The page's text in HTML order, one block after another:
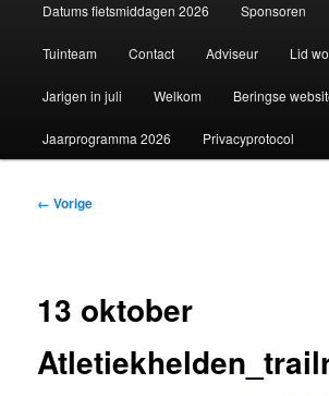
Datums fietsmiddagen 2026 Sponsoren
Tuinteam Contact Adviseur Lid
Jarigen in juli Welkom Beringse
Jaarprogramma 2026 Privacyprotocol
Afbeeldingsnavigatie
← Vorige
13 oktober